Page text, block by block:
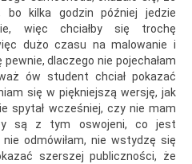
kilka godzin później jedzie
więc chciałby się trochę
dużo czasu na malowanie i
dlaczego nie pojechałam
ów student chciał pokazać
się w piękniejszą wersję, jak
spytał wcześniej, czy nie mam
są z tym oswojeni, co jest
odmówiłam, nie wstydzę się
szerszej publiczności, że